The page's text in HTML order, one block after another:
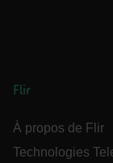
Flir
À propos de Flir
Technologies